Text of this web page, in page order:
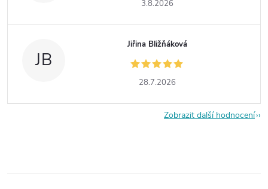
3.8.2026
JB
Jiřina Bližňáková
28.7.2026
Zobrazit další hodnocení